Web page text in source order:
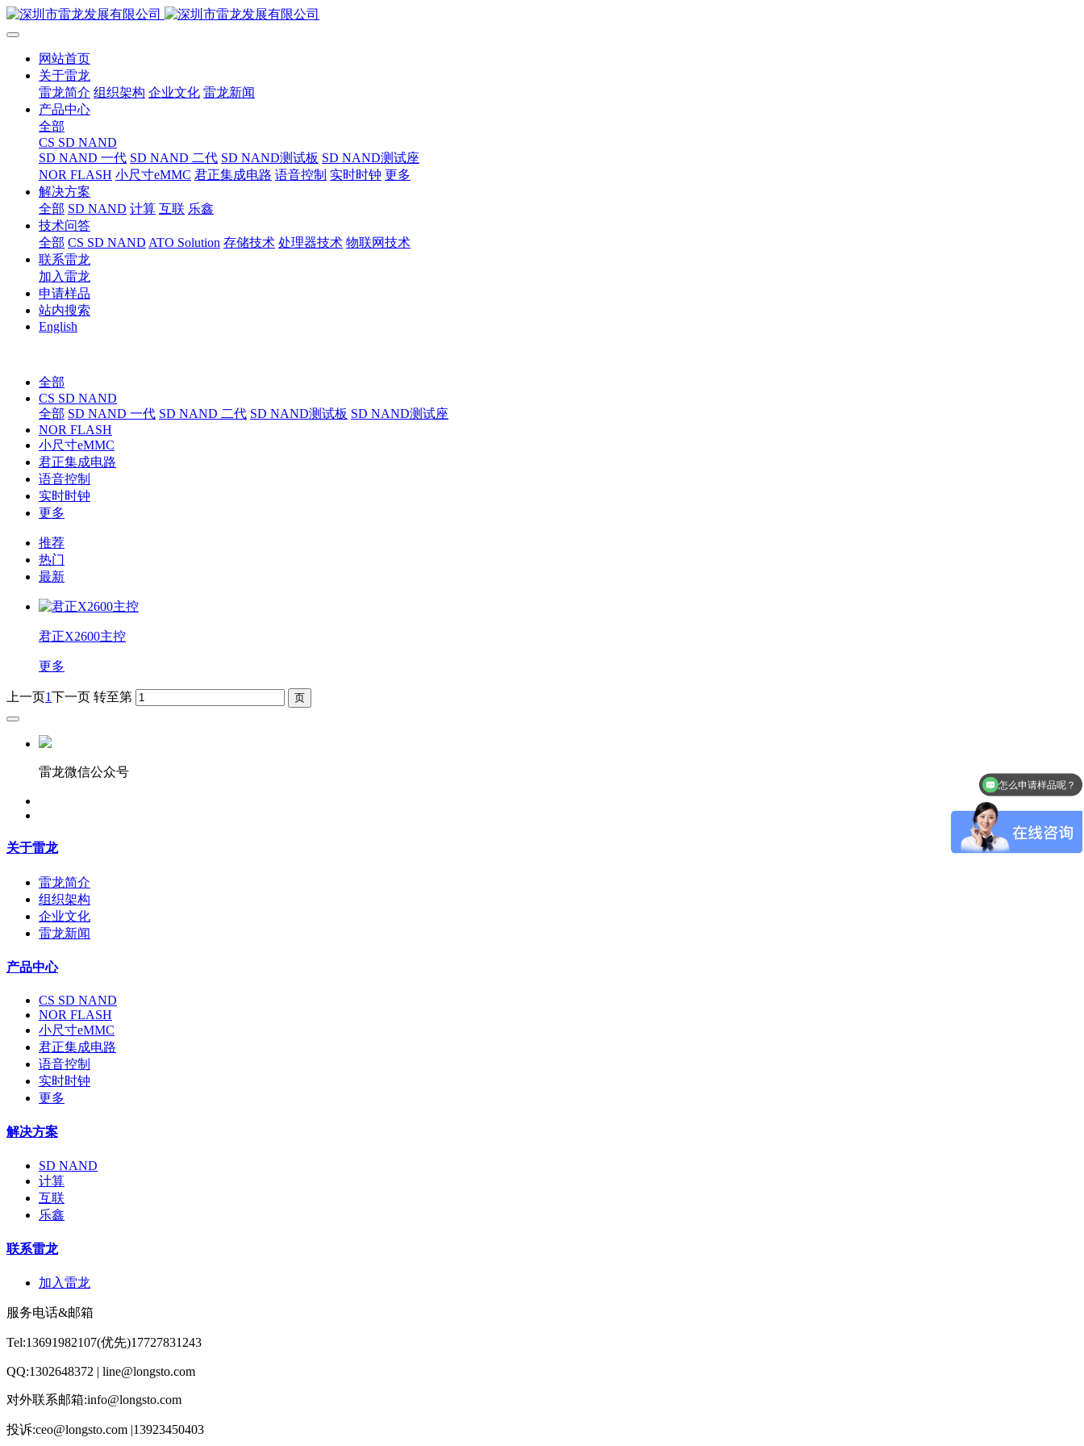
网站首页
关于雷龙
雷龙简介 组织架构 企业文化 雷龙新闻
产品中心
全部
CS SD NAND
SD NAND 一代 SD NAND 二代 SD NAND测试板 SD NAND测试座
NOR FLASH 小尺寸eMMC 君正集成电路 语音控制 实时时钟 更多
解决方案
全部 SD NAND 计算 互联 乐鑫
技术问答
全部 CS SD NAND ATO Solution 存储技术 处理器技术 物联网技术
联系雷龙
加入雷龙
申请样品
站内搜索
English
全部
CS SD NAND
全部 SD NAND 一代 SD NAND 二代 SD NAND测试板 SD NAND测试座
NOR FLASH
小尺寸eMMC
君正集成电路
语音控制
实时时钟
更多
推荐
热门
最新
君正X2600主控
更多
上一页1下一页 转至第
雷龙微信公众号
关于雷龙
雷龙简介
组织架构
企业文化
雷龙新闻
产品中心
CS SD NAND
NOR FLASH
小尺寸eMMC
君正集成电路
语音控制
实时时钟
更多
解决方案
SD NAND
计算
互联
乐鑫
联系雷龙
加入雷龙
服务电话&邮箱
Tel:13691982107(优先)17727831243
QQ:1302648372 | line@longsto.com
对外联系邮箱:info@longsto.com
投诉:ceo@longsto.com |13923450403
怎么申请样品呢？